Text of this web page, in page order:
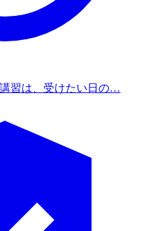
習は、受けたい日の…